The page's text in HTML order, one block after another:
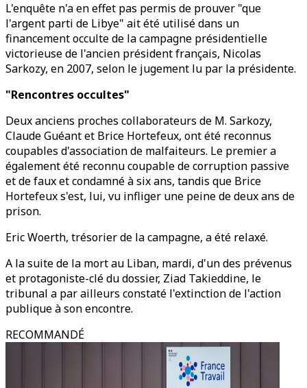
L'enquête n'a en effet pas permis de prouver "que
l'argent parti de Libye" ait été utilisé dans un
financement occulte de la campagne présidentielle
victorieuse de l'ancien président français, Nicolas
Sarkozy, en 2007, selon le jugement lu par la présidente.
"Rencontres occultes"
Deux anciens proches collaborateurs de M. Sarkozy,
Claude Guéant et Brice Hortefeux, ont été reconnus
coupables d'association de malfaiteurs. Le premier a
également été reconnu coupable de corruption passive
et de faux et condamné à six ans, tandis que Brice
Hortefeux s'est, lui, vu infliger une peine de deux ans de
prison.
Eric Woerth, trésorier de la campagne, a été relaxé.
A la suite de la mort au Liban, mardi, d'un des prévenus
et protagoniste-clé du dossier, Ziad Takieddine, le
tribunal a par ailleurs constaté l'extinction de l'action
publique à son encontre.
RECOMMANDÉ